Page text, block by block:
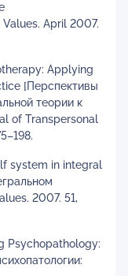
April 2007.
Applying
[Перспективы
теории к
of Transpersonal
system in integral
2007. 51,
Psychopathology: